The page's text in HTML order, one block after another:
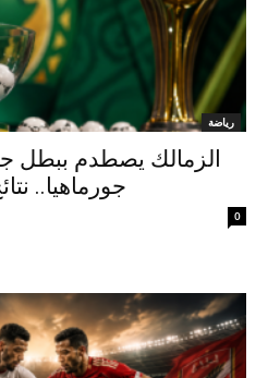
رياضة
الزمالك يصطدم ببطل
جورماهيا..
0